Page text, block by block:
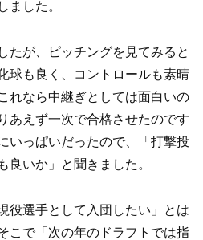
ました。
が、ピッチングを見てみると
球も良く、コントロールも素晴
れなら中継ぎとしては面白いの
あえず一次で合格させたのです
いっぱいだったので、「打撃投
良いか」と聞きました。
役選手として入団したい」とは
こで「次の年のドラフトでは指